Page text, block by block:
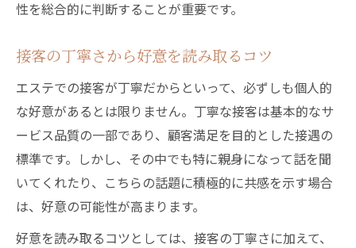
距離感や仕草から判断するエステ好意の傾
エステで気遣いが増えるときの心理背景
誤解しやすいエステの言動を分析
営業上の笑顔と本当の好意の見分け方
エステならではの社交辞令に注意する理由
誰にでも同じ対応か見抜く観察ポイント
エステで誤解しやすい言葉とその背景
好意と誤解されやすい言動の違いを整理
性を総合的に判断することが重要です。
接客の丁寧さから好意を読み取るコツ
エステでの接客が丁寧だからといって、必ずしも個人的
な好意があるとは限りません。丁寧な接客は基本的なサ
ービス品質の一部であり、顧客満足を目的とした接遇の
標準です。しかし、その中でも特に親身になって話を聞
いてくれたり、こちらの話題に積極的に共感を示す場合
は、好意の可能性が高まります。
好意を読み取るコツとしては、接客の丁寧さに加えて、